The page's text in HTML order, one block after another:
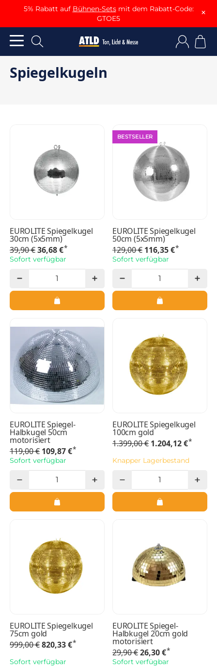
5% Rabatt auf Bühnen-Setsmit dem Rabatt-Code:
GTOE5
×
Spiegelkugeln
EUROLITE Spiegelkugel
30cm (5x5mm)
39,90 €36,68 €*
Sofort verfügbar
BESTSELLER
EUROLITE Spiegelkugel
50cm (5x5mm)
129,00 € 116,35 €*
Sofort verfügbar
EUROLITE Spiegel-
Halbkugel 50cm
motorisiert
119,00 € 109,87 €*
Sofort verfügbar
EUROLITE Spiegelkugel
100cm gold
1.399,00 € 1.204,12 €*
Knapper Lagerbestand
EUROLITE Spiegelkugel
75cm gold
999,00 €820,33 €*
Sofort verfügbar
EUROLITE Spiegel-
Halbkugel 20cm gold
motorisiert
29,90 €26,30 €*
Sofort verfügbar